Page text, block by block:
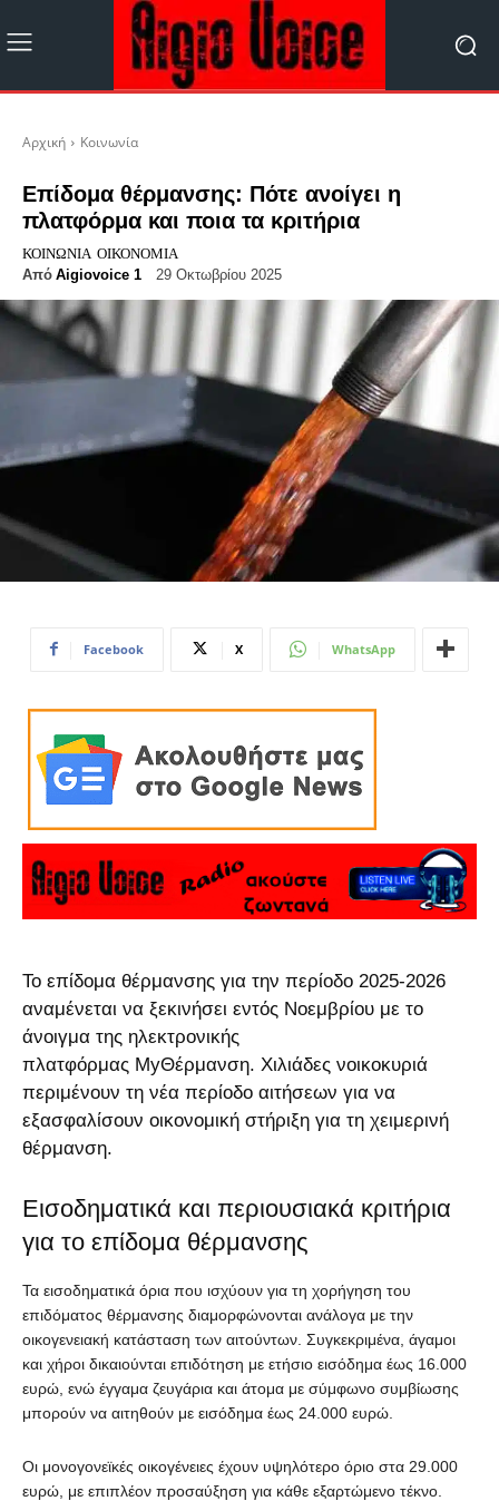
Αρχική Κοινωνία
Επίδομα θέρμανσης: Πότε ανοίγει η
πλατφόρμα και ποια τα κριτήρια
ΚΟΙΝΩΝΊΑ ΟΙΚΟΝΟΜΊΑ
Από Aigiovoice 1 29 Οκτωβρίου 2025
Facebook X WhatsApp
Το επίδομα θέρμανσης για την περίοδο 2025-2026
αναμένεται να ξεκινήσει εντός Νοεμβρίου με το
άνοιγμα της ηλεκτρονικής
πλατφόρμας MyΘέρμανση. Χιλιάδες νοικοκυριά
περιμένουν τη νέα περίοδο αιτήσεων για να
εξασφαλίσουν οικονομική στήριξη για τη χειμερινή
θέρμανση.
Εισοδηματικά και περιουσιακά κριτήρια
για το επίδομα θέρμανσης
Τα εισοδηματικά όρια που ισχύουν για τη χορήγηση του
επιδόματος θέρμανσης διαμορφώνονται ανάλογα με την
οικογενειακή κατάσταση των αιτούντων. Συγκεκριμένα, άγαμοι
και χήροι δικαιούνται επιδότηση με ετήσιο εισόδημα έως 16.000
ευρώ, ενώ έγγαμα ζευγάρια και άτομα με σύμφωνο συμβίωσης
μπορούν να αιτηθούν με εισόδημα έως 24.000 ευρώ.
Οι μονογονεϊκές οικογένειες έχουν υψηλότερο όριο στα 29.000
ευρώ, με επιπλέον προσαύξηση για κάθε εξαρτώμενο τέκνο.